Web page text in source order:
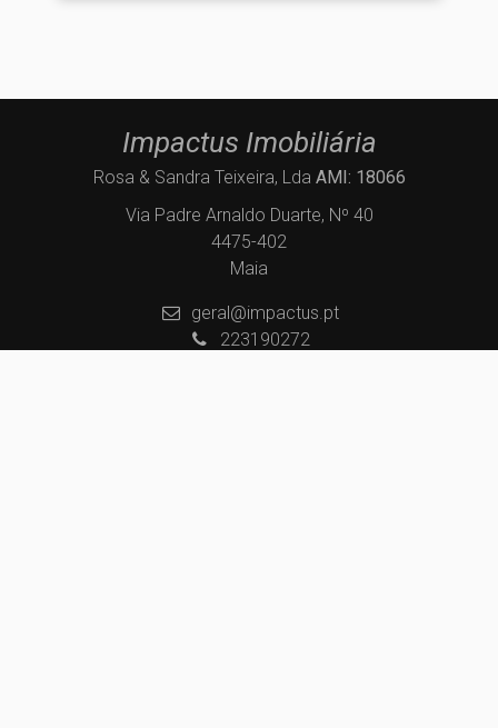
Impactus Imobiliária
Rosa & Sandra Teixeira, Lda AMI: 18066
Via Padre Arnaldo Duarte, Nº 40
4475-402
Maia
geral@impactus.pt
223190272